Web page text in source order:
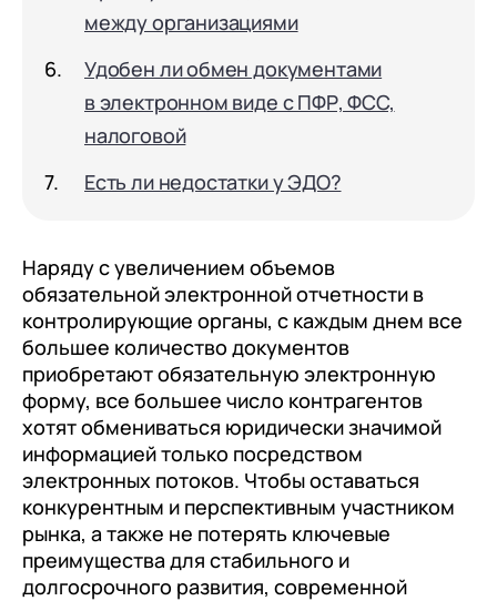
между организациями
Удобен ли обмен документами
в электронном виде с ПФР, ФСС,
налоговой
Есть ли недостатки у ЭДО?
Наряду с увеличением объемов
обязательной электронной отчетности в
контролирующие органы, с каждым днем все
большее количество документов
приобретают обязательную электронную
форму, все большее число контрагентов
хотят обмениваться юридически значимой
информацией только посредством
электронных потоков. Чтобы оставаться
конкурентным и перспективным участником
рынка, а также не потерять ключевые
преимущества для стабильного и
долгосрочного развития, современной
Переход с Terrasoft CRM на 1С:CRM или
1С-Битрикс 24
документооборот (КЭДО)
Внутренний документооборот (СЭД)
1С:Документооборот 8
Управление финансами (FRP)
Отраслевые решения
Легкая логистика
Бизнес-аналитика (BI)
1С:Аналитика
Управление взаимоотношениями с
клиентами (CRM)
1С:CRM
Лицензии 1С
Прочие отрасли
Контакты
Релокация
Грейды
Истории успеха